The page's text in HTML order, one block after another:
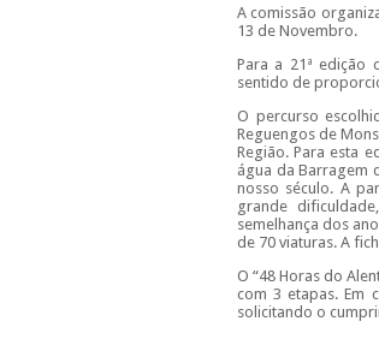
A comissão
13 de Novembro.
Para a 21ª edição
sentido de
O percurso
Reguengos de
Região. Para esta
água da Barragem
nosso século. A
grande
semelhança dos
de 70 viaturas. A
O “48 Horas do
com 3 etapas. Em
solicitando o